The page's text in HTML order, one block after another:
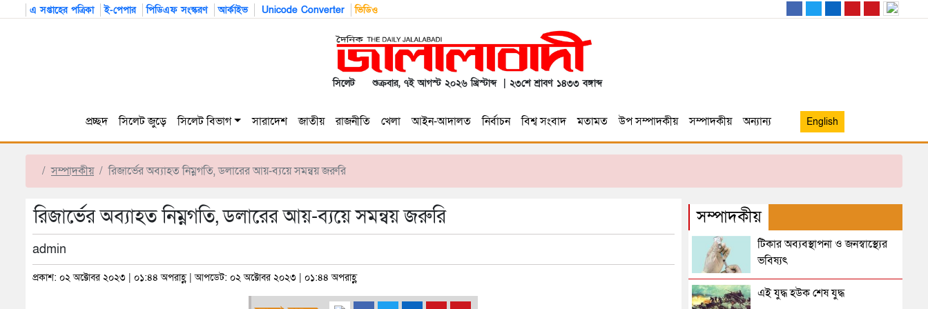
এ সপ্তাহের পত্রিকা ই-পেপার পিডিএফ সংস্করণ আর্কাইভ Unicode Converter ভিডিও
সিলেট শুক্রবার, ৭ই আগস্ট ২০২৬ খ্রিস্টাব্দ | ২৩শে শ্রাবণ ১৪৩৩ বঙ্গাব্দ
প্রচ্ছদ সিলেট জুড়ে সিলেট বিভাগ সারাদেশ জাতীয় রাজনীতি খেলা আইন-আদালত নির্বাচন বিশ্ব সংবাদ মতামত উপ সম্পাদকীয় সম্পাদকীয় অন্যান্য English
সম্পাদকীয় রিজার্ভের অব্যাহত নিম্নগতি, ডলারের আয়-ব্যয়ে সমন্বয় জরুরি
রিজার্ভের অব্যাহত নিম্নগতি, ডলারের আয়-ব্যয়ে সমন্বয় জরুরি
admin
প্রকাশ: ০২ অক্টোবর ২০২৩ | ০১:৪৪ অপরাহ্ণ | আপডেট: ০২ অক্টোবর ২০২৩ | ০১:৪৪ অপরাহ্ণ
সম্পাদকীয়
টিকার অব্যবস্থাপনা ও জনস্বাস্থ্যের
ভবিষ্যৎ
এই যুদ্ধ হউক শেষ যুদ্ধ